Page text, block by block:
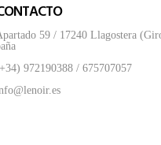
59 / 17240 Llagostera
972190388 / 675707057